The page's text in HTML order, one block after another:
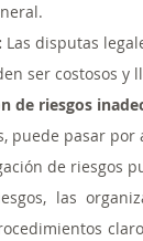
Las disputas
ser costosos y
de riesgos
puede pasar
de riesgos
las